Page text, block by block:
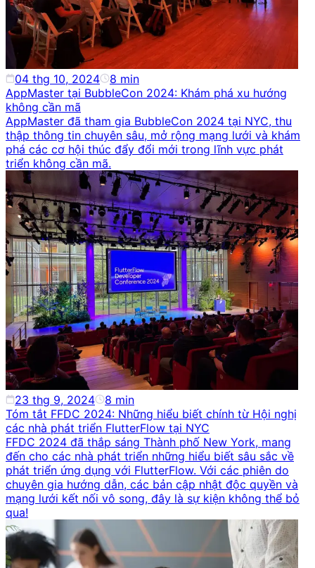
04 thg 10, 2024 8 min
AppMaster tại BubbleCon 2024: Khám phá xu hướng
không cần mã
AppMaster đã tham gia BubbleCon 2024 tại NYC, thu
thập thông tin chuyên sâu, mở rộng mạng lưới và khám
phá các cơ hội thúc đẩy đổi mới trong lĩnh vực phát
triển không cần mã.
23 thg 9, 2024 8 min
Tóm tắt FFDC 2024: Những hiểu biết chính từ Hội nghị
các nhà phát triển FlutterFlow tại NYC
FFDC 2024 đã thắp sáng Thành phố New York, mang
đến cho các nhà phát triển những hiểu biết sâu sắc về
phát triển ứng dụng với FlutterFlow. Với các phiên do
chuyên gia hướng dẫn, các bản cập nhật độc quyền và
mạng lưới kết nối vô song, đây là sự kiện không thể bỏ
qua!